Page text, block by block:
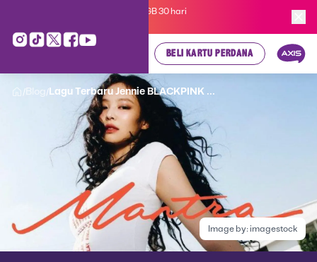
Kartu Perdana AXIS Suka-Suka 3GB 30 hari
BELI KARTU PERDANA
/ Blog / Lagu Terbaru Jennie BLACKPINK ...
Image by:imagestock